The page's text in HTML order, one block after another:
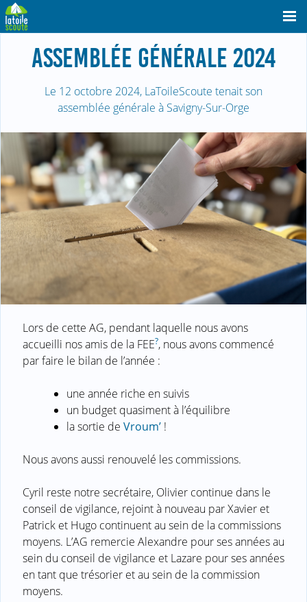
ASSEMBLÉE GÉNÉRALE 2024
Le 12 octobre 2024, LaToileScoute tenait son
assemblée générale à Savigny-Sur-Orge
Lors de cette AG, pendant laquelle nous avons
accueilli nos amis de la FEE?, nous avons commencé
par faire le bilan de l’année :
une année riche en suivis
un budget quasiment à l’équilibre
la sortie de Vroum’ !
Nous avons aussi renouvelé les commissions.
Cyril reste notre secrétaire, Olivier continue dans le
conseil de vigilance, rejoint à nouveau par Xavier et
Patrick et Hugo continuent au sein de la commissions
moyens. L’AG remercie Alexandre pour ses années au
sein du conseil de vigilance et Lazare pour ses années
en tant que trésorier et au sein de la commission
moyens.